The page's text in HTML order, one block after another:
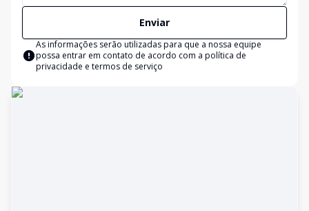
Enviar
As informações serão utilizadas para que a nossa equipe
possa entrar em contato de acordo com a política de
privacidade e termos de serviço